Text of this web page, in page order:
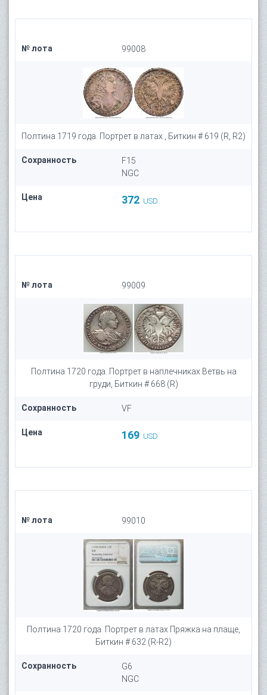
№ лота 99008
Полтина 1719 года. Портрет в латах , Биткин # 619 (R, R2)
Сохранность
F15
NGC
Цена 372 USD
№ лота 99009
Полтина 1720 года. Портрет в наплечниках Ветвь на
груди, Биткин # 668 (R)
Сохранность VF
Цена 169 USD
№ лота 99010
Полтина 1720 года. Портрет в латах Пряжка на плаще,
Биткин # 632 (R-R2)
Сохранность
G6
NGC